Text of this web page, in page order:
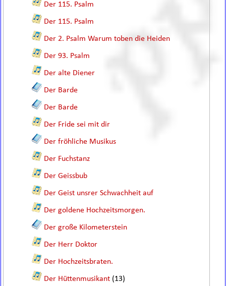
Der 115. Psalm
Der 115. Psalm
Der 2. Psalm Warum toben die Heiden
Der 93. Psalm
Der alte Diener
Der Barde
Der Barde
Der Fride sei mit dir
Der fröhliche Musikus
Der Fuchstanz
Der Geissbub
Der Geist unsrer Schwachheit auf
Der goldene Hochzeitsmorgen.
Der große Kilometerstein
Der Herr Doktor
Der Hochzeitsbraten.
Der Hüttenmusikant (13)